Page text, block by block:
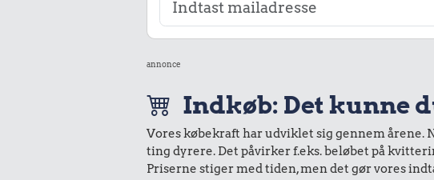
annonce
Indkøb: Det kunne
Vores købekraft har udviklet sig gennem
ting dyrere. Det påvirker f.eks. beløbet på
Priserne stiger med tiden, men det gør vores